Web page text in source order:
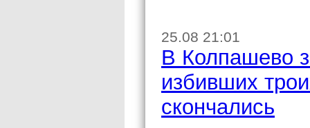
25.08 21:01
В Колпашево
избивших
скончались